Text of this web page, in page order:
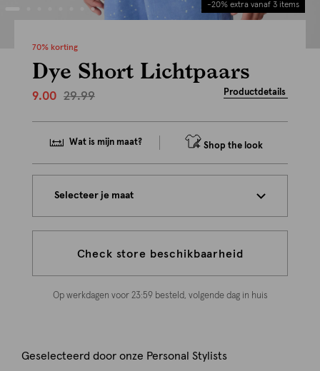
-20% extra vanaf 3 items
70% korting
Dye Short Lichtpaars
9.00 29.99 Productdetails
Wat is mijn maat? Shop the look
Selecteer je maat
Check store beschikbaarheid
Op werkdagen voor 23:59 besteld, volgende dag in huis
Geselecteerd door onze Personal Stylists